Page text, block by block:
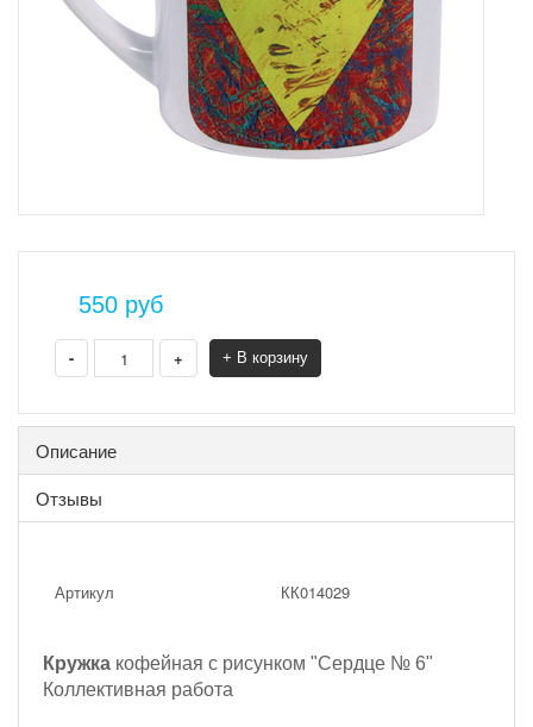
550 руб
- + + В корзину
Описание
Отзывы
Артикул КК014029
Кружка кофейная с рисунком "Сердце № 6"
Коллективная работа